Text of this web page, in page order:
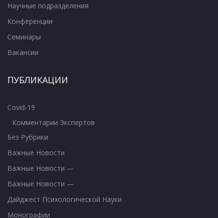
Научные подразделения
Конференции
Семинары
Вакансии
ПУБЛИКАЦИИ
Covid-19
Комментарии Экспертов
Без Рубрики
Важные Новости
Важные Новости —
Важные Новости —
Дайджест Психологической Науки
Монографии